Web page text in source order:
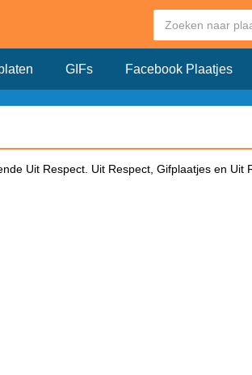
GIFs Facebook Plaatjes
Uit Respect. Uit Respect, Gifplaatjes en Uit